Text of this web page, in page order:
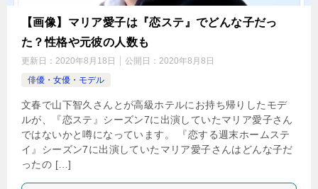
【画像】マリア愛子は『恋ステ』でどんな子だっ
た？性格や元彼の人数も
更新日： 2020年8月18日 公開日： 2020年8月8日
俳優・女優・モデル
文春で山下智久さんとが高級ホテルにお持ち帰りしたモデ
ルが、『恋ステ』シーズン7に出演していたマリア愛子さん
ではないかと噂になっています。 『恋する週末ホームステ
イ』シーズン7に出演していたマリア愛子さんはどんな子だ
ったの […]